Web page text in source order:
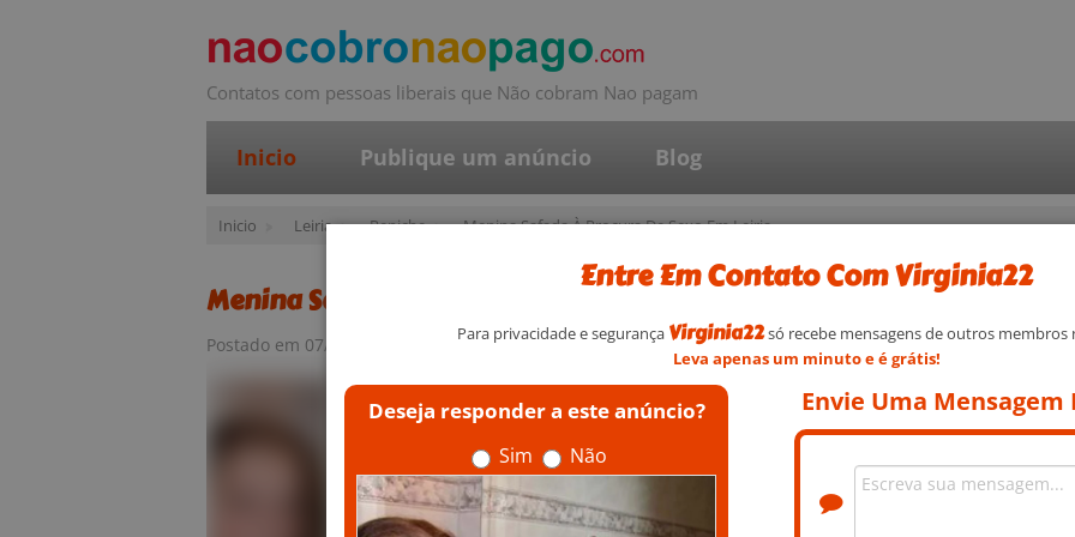
Contatos com pessoas liberais que Não cobram Nao pagam
Inicio Publique um anúncio Blog
Inicio Leiria Peniche Menina Safada À Procura De Sexo Em Leiria
Menina Safada À Procura De Sexo Em Leiria
Postado em 07/03/2023 às 09h13
LOCALIZAÇÃO
CONCELHO
INFORMAÇÃO DO PERFIL
Entre Em Contato Com Virginia22
Para privacidade e segurança Virginia22só recebe mensagens de outros membros
Leva apenas um minuto e é grátis!
Deseja responder a este anúncio?
Sim Não
Envie Uma Mensagem